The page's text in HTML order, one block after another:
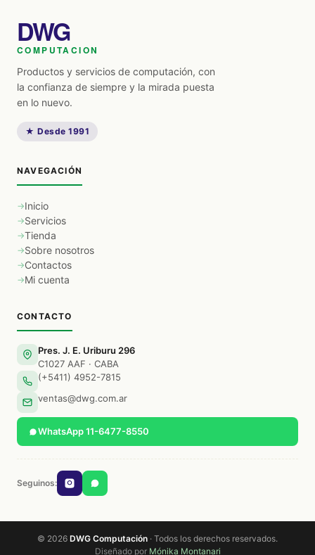
DWG
COMPUTACION
Productos y servicios de computación, con
la confianza de siempre y la mirada puesta
en lo nuevo.
★ Desde 1991
NAVEGACIÓN
Inicio
Servicios
Tienda
Sobre nosotros
Contactos
Mi cuenta
CONTACTO
Pres. J. E. Uriburu 296
C1027 AAF · CABA
(+5411) 4952-7815
ventas@dwg.com.ar
WhatsApp 11-6477-8550
Seguinos:
© 2026 DWG Computación · Todos los derechos reservados.
Diseñado por Mónika Montanari